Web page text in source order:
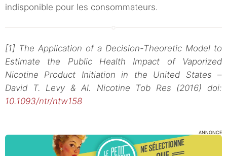
indisponible pour les consommateurs.
[1] The Application of a Decision-Theoretic Model to
Estimate the Public Health Impact of Vaporized
Nicotine Product Initiation in the United States –
David T. Levy & Al. Nicotine Tob Res (2016) doi:
10.1093/ntr/ntw158
ANNONCE